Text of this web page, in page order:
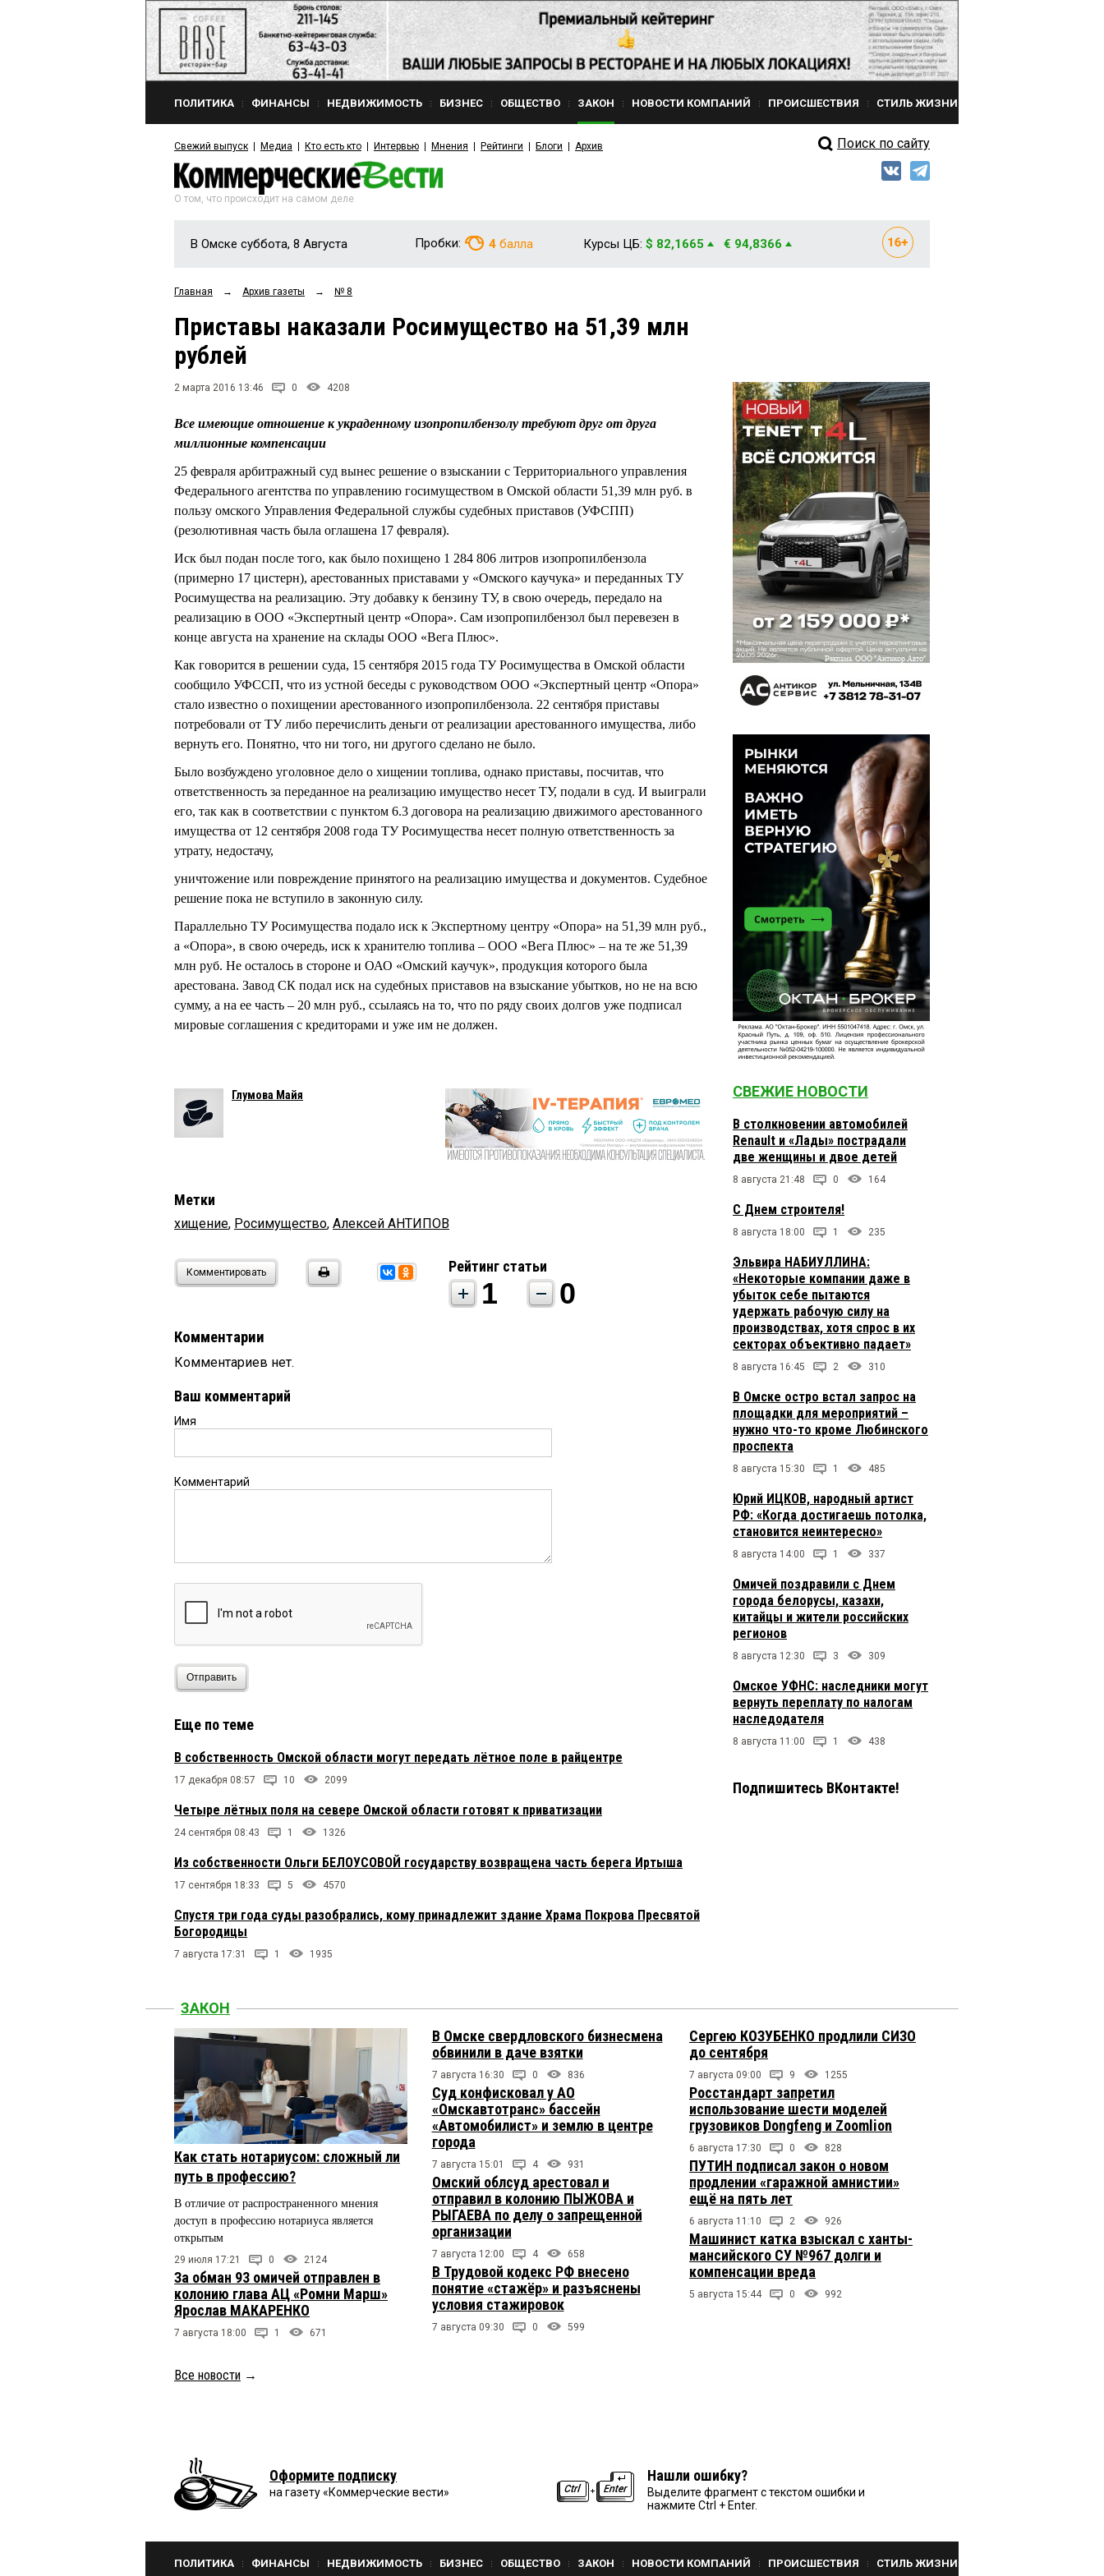
ПОЛИТИКА ФИНАНСЫ НЕДВИЖИМОСТЬ БИЗНЕС ОБЩЕСТВО ЗАКОН НОВОСТИ КОМПАНИЙ ПРОИСШЕСТВИЯ СТИЛЬ ЖИЗНИ
Свежий выпуск Медиа Кто есть кто Интервью Мнения Рейтинги Блоги Архив Поиск по сайту
О том, что происходит на самом деле
В Омске суббота, 8 Августа Пробки: 4 балла Курсы ЦБ: $ 82,1665 € 94,8366
Главная → Архив газеты → № 8
Приставы наказали Росимущество на 51,39 млн
рублей
2 марта 2016 13:46 0 4208
Все имеющие отношение к украденному изопропилбензолу требуют друг от друга
миллионные компенсации
25 февраля арбитражный суд вынес решение о взыскании с Территориального управления
Федерального агентства по управлению госимуществом в Омской области 51,39 млн руб. в
пользу омского Управления Федеральной службы судебных приставов (УФСПП)
(резолютивная часть была оглашена 17 февраля).
Иск был подан после того, как было похищено 1 284 806 литров изопропилбензола
(примерно 17 цистерн), арестованных приставами у «Омского каучука» и переданных ТУ
Росимущества на реализацию. Эту добавку к бензину ТУ, в свою очередь, передало на
реализацию в ООО «Экспертный центр «Опора». Сам изопропилбензол был перевезен в
конце августа на хранение на склады ООО «Вега Плюс».
Как говорится в решении суда, 15 сентября 2015 года ТУ Росимущества в Омской области
сообщило УФССП, что из устной беседы с руководством ООО «Экспертный центр «Опора»
стало известно о похищении арестованного изопропилбензола. 22 сентября приставы
потребовали от ТУ либо перечислить деньги от реализации арестованного имущества, либо
вернуть его. Понятно, что ни того, ни другого сделано не было.
Было возбуждено уголовное дело о хищении топлива, однако приставы, посчитав, что
ответственность за переданное на реализацию имущество несет ТУ, подали в суд. И выиграли
его, так как в соответствии с пунктом 6.3 договора на реализацию движимого арестованного
имущества от 12 сентября 2008 года ТУ Росимущества несет полную ответственность за
утрату, недостачу,
уничтожение или повреждение принятого на реализацию имущества и документов. Судебное
решение пока не вступило в законную силу.
Параллельно ТУ Росимущества подало иск к Экспертному центру «Опора» на 51,39 млн руб.,
а «Опора», в свою очередь, иск к хранителю топлива – ООО «Вега Плюс» – на те же 51,39
млн руб. Не осталось в стороне и ОАО «Омский каучук», продукция которого была
арестована. Завод СК подал иск на судебных приставов на взыскание убытков, но не на всю
сумму, а на ее часть – 20 млн руб., ссылаясь на то, что по ряду своих долгов уже подписал
мировые соглашения с кредиторами и уже им не должен.
Глумова Майя
Метки
хищение, Росимущество, Алексей АНТИПОВ
Комментировать Рейтинг статьи
1 0
Комментарии
Комментариев нет.
Ваш комментарий
Имя
Комментарий
Отправить
Еще по теме
В собственность Омской области могут передать лётное поле в райцентре
17 декабря 08:57 10 2099
Четыре лётных поля на севере Омской области готовят к приватизации
24 сентября 08:43 1 1326
Из собственности Ольги БЕЛОУСОВОЙ государству возвращена часть берега Иртыша
17 сентября 18:33 5 4570
Спустя три года суды разобрались, кому принадлежит здание Храма Покрова Пресвятой
Богородицы
7 августа 17:31 1 1935
СВЕЖИЕ НОВОСТИ
В столкновении автомобилей
Renault и «Лады» пострадали
две женщины и двое детей
8 августа 21:48 0 164
С Днем строителя!
8 августа 18:00 1 235
Эльвира НАБИУЛЛИНА:
«Некоторые компании даже в
убыток себе пытаются
удержать рабочую силу на
производствах, хотя спрос в их
секторах объективно падает»
8 августа 16:45 2 310
В Омске остро встал запрос на
площадки для мероприятий –
нужно что-то кроме Любинского
проспекта
8 августа 15:30 1 485
Юрий ИЦКОВ, народный артист
РФ: «Когда достигаешь потолка,
становится неинтересно»
8 августа 14:00 1 337
Омичей поздравили с Днем
города белорусы, казахи,
китайцы и жители российских
регионов
8 августа 12:30 3 309
Омское УФНС: наследники могут
вернуть переплату по налогам
наследодателя
8 августа 11:00 1 438
Подпишитесь ВКонтакте!
ЗАКОН
Как стать нотариусом: сложный ли
путь в профессию?
В отличие от распространенного мнения
доступ в профессию нотариуса является
открытым
29 июля 17:21 0 2124
За обман 93 омичей отправлен в
колонию глава АЦ «Ромни Марш»
Ярослав МАКАРЕНКО
7 августа 18:00 1 671
В Омске свердловского бизнесмена
обвинили в даче взятки
7 августа 16:30 0 836
Суд конфисковал у АО
«Омскавтотранс» бассейн
«Автомобилист» и землю в центре
города
7 августа 15:01 4 931
Омский облсуд арестовал и
отправил в колонию ПЫЖОВА и
РЫГАЕВА по делу о запрещенной
организации
7 августа 12:00 4 658
В Трудовой кодекс РФ внесено
понятие «стажёр» и разъяснены
условия стажировок
7 августа 09:30 0 599
Сергею КОЗУБЕНКО продлили СИЗО
до сентября
7 августа 09:00 9 1255
Росстандарт запретил
использование шести моделей
грузовиков Dongfeng и Zoomlion
6 августа 17:30 0 828
ПУТИН подписал закон о новом
продлении «гаражной амнистии»
ещё на пять лет
6 августа 11:10 2 926
Машинист катка взыскал с ханты-
мансийского СУ №967 долги и
компенсации вреда
5 августа 15:44 0 992
Все новости →
Оформите подписку
на газету «Коммерческие вести»
Нашли ошибку?
Выделите фрагмент с текстом ошибки и
нажмите Ctrl + Enter.
ПОЛИТИКА ФИНАНСЫ НЕДВИЖИМОСТЬ БИЗНЕС ОБЩЕСТВО ЗАКОН НОВОСТИ КОМПАНИЙ ПРОИСШЕСТВИЯ СТИЛЬ ЖИЗНИ